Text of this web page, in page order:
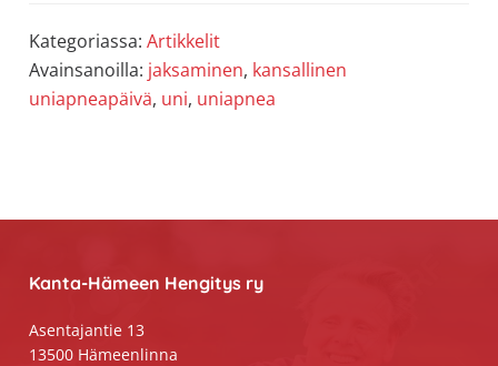
Kategoriassa: Artikkelit
Avainsanoilla: jaksaminen, kansallinen
uniapneapäivä, uni, uniapnea
Kanta-Hämeen Hengitys ry
Asentajantie 13
13500 Hämeenlinna